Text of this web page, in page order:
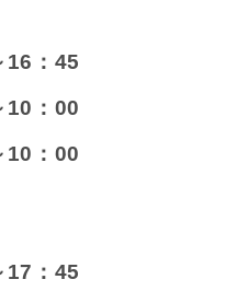
：45
：00
：00
：45